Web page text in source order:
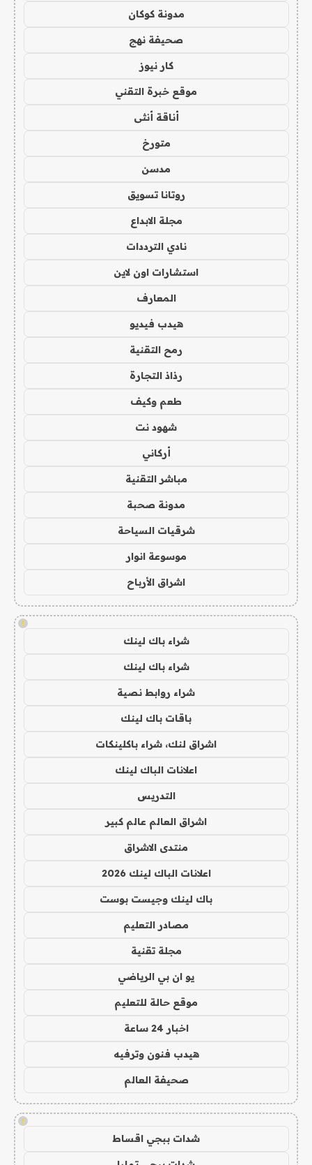
مدونة كوكان
صحيفة نهج
كار نيوز
موقع خبرة التقني
أناقة أنثى
متورخ
مدسن
روتانا تسويق
مجلة الابداع
نادي الترددات
استشارات اون لاين
المعارف
هيدب فيديو
رمح التقنية
رذاذ التجارة
طعم وكيف
شهود نت
أركاني
مباشر التقنية
مدونة صحبة
شرقيات السياحة
موسوعة انوار
اشراق الأرباح
!
شراء باك لينك
شراء باك لينك
شراء روابط نصية
باقات باك لينك
اشراق لنك، شراء باكلينكات
اعلانات الباك لينك
التدريس
اشراق العالم عالم كبير
منتدى الاشراق
اعلانات الباك لينك 2026
باك لينك وجيست بوست
مصادر التعليم
مجلة تقنية
يو ان بي الرياضي
موقع حالة للتعليم
اخبار 24 ساعة
هيدب فنون وترفيه
صحيفة العالم
!
شدات ببجي اقساط